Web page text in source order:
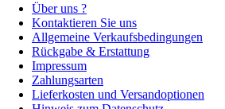
Über uns ?
Kontaktieren Sie uns
Allgemeine Verkaufsbedingungen
Rückgabe & Erstattung
Impressum
Zahlungsarten
Lieferkosten und Versandoptionen